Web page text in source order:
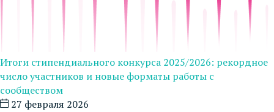
Итоги стипендиального конкурса 2025/2026: рекордное
число участников и новые форматы работы с
сообществом
27 февраля 2026